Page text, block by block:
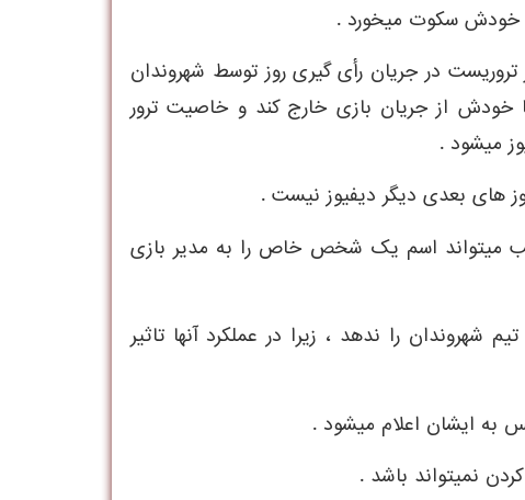
خودش سکوت ميخورد .
در جريان رأی گيری روز توسط شهروندان
خودش از جريان بازی خارج کند و خاصيت ترور
ميشود .
های بعدی ديگر ديفيوز نيست .
ميتواند اسم يک شخص خاص را به مدير بازی
را ندهد ، زيرا در عملکرد آنها تاثير
به ايشان اعلام ميشود .
نميتواند باشد .